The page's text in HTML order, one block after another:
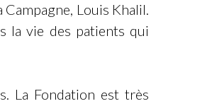
Louis Khalil.
la vie des patients qui
La Fondation est très